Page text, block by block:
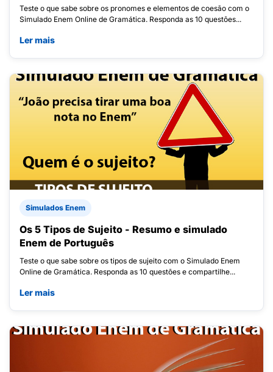
Teste o que sabe sobre os pronomes e elementos de coesão com o
Simulado Enem Online de Gramática. Responda as 10 questões...
Ler mais
Simulados Enem
Os 5 Tipos de Sujeito - Resumo e simulado
Enem de Português
Teste o que sabe sobre os tipos de sujeito com o Simulado Enem
Online de Gramática. Responda as 10 questões e compartilhe...
Ler mais